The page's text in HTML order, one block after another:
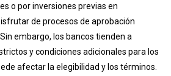
o por inversiones previas en
de procesos de aprobación
embargo, los bancos tienden a
y condiciones adicionales para los
afectar la elegibilidad y los términos.